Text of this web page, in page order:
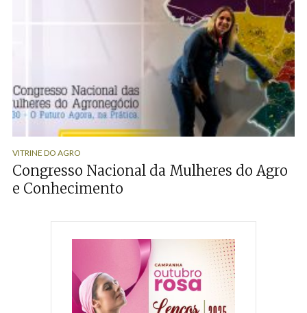
VITRINE DO AGRO
Congresso Nacional da Mulheres do Agro
e Conhecimento